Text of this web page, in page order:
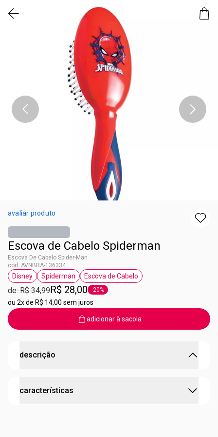
avaliar produto
Escova de Cabelo Spiderman
Escova De Cabelo Spider-Man
cod. AVNBRA-136334
etiqueta Disney
Disney
etiqueta Spiderman
Spiderman
etiqueta Escova de Cabelo
Escova de Cabelo
de: R$ 34,99R$ 28,00 etiqueta -20%
-20%
ou 2x de R$ 14,00 sem juros
adicionar à sacola
descrição
Com ela a criança pode cuidar do cabelo e pentea-lo com
características